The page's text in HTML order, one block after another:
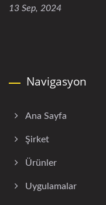
13 Sep, 2024
Navigasyon
Ana Sayfa
Şirket
Ürünler
Uygulamalar